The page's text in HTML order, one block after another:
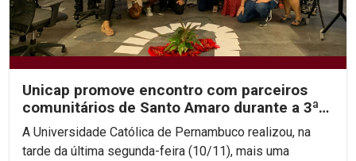
Unicap promove encontro com parceiros
comunitários de Santo Amaro durante a 3ª
Jornada de...
A Universidade Católica de Pernambuco realizou, na
tarde da última segunda-feira (10/11), mais uma